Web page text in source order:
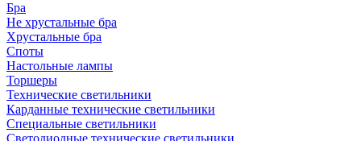
Бра
Не хрустальные бра
Хрустальные бра
Споты
Настольные лампы
Торшеры
Технические светильники
Карданные технические светильники
Специальные светильники
Светодиодные технические светильники